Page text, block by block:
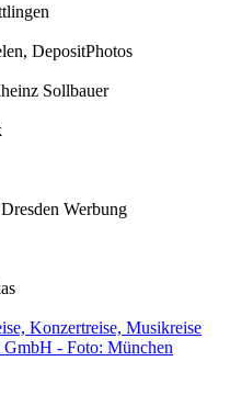
DepositPhotos
Sollbauer
Werbung
Konzertreise, Musikreise
- Foto: München